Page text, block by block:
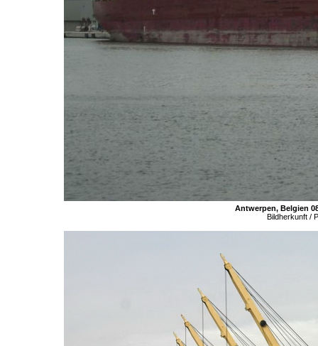
Antwerpen, Belgien
Bildherkunft /